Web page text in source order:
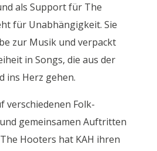
als Support für The
für Unabhängigkeit. Sie
zur Musik und verpackt
in Songs, die aus der
ins Herz gehen.
verschiedenen Folk-
gemeinsamen Auftritten
Hooters hat KAH ihren